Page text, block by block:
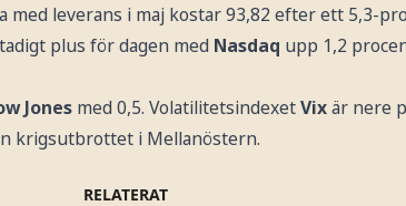
med leverans i maj kostar 93,82 efter ett 5,3-
plus för dagen med Nasdaq upp 1,2
Jones med 0,5. VolatilitetsindexetVixär nere
krigsutbrottet i Mellanöstern.
RELATERAT